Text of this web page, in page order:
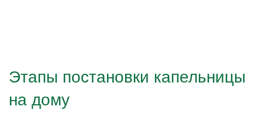
Этапы постановки капельницы
на дому